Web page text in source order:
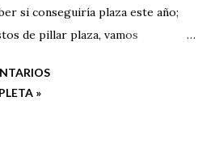
si conseguiría plaza este año;
de pillar plaza, vamos
montaña y preparando la
»